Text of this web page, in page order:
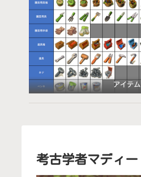
アイテム
考古学者マディー